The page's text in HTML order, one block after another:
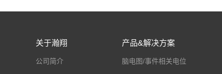
关于瀚翔
公司简介
产品&解决方案
脑电图/事件相关电位